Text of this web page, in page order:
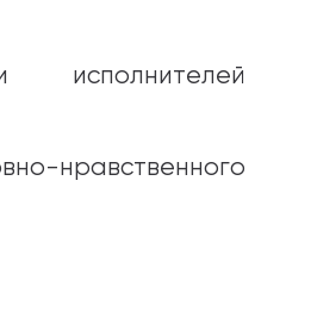
исполнителей
нравственного